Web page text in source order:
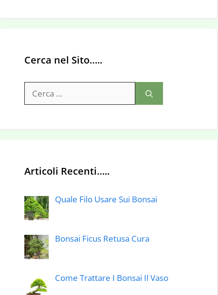
Cerca nel Sito…..
per:
Articoli Recenti…..
Quale Filo Usare Sui Bonsai
Bonsai Ficus Retusa Cura
Come Trattare I Bonsai Il Vaso